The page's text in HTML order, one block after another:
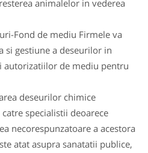
animalelor in vederea
Fond de mediu Firmele va
si gestiune a deseurilor in
autorizatiilor de mediu pentru
deseurilor chimice
specialistii deoarece
necorespunzatoare a acestora
atat asupra sanatatii publice,